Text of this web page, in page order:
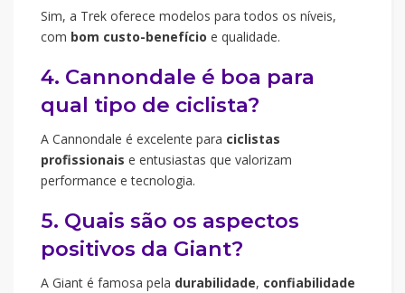
Sim, a Trek oferece modelos para todos os níveis,
com bom custo-benefício e qualidade.
4. Cannondale é boa para
qual tipo de ciclista?
A Cannondale é excelente para ciclistas
profissionais e entusiastas que valorizam
performance e tecnologia.
5. Quais são os aspectos
positivos da Giant?
A Giant é famosa pela durabilidade, confiabilidade